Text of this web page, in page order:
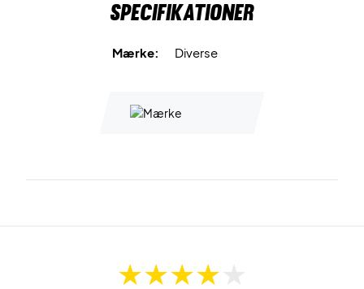
Specifikationer
Mærke: Diverse